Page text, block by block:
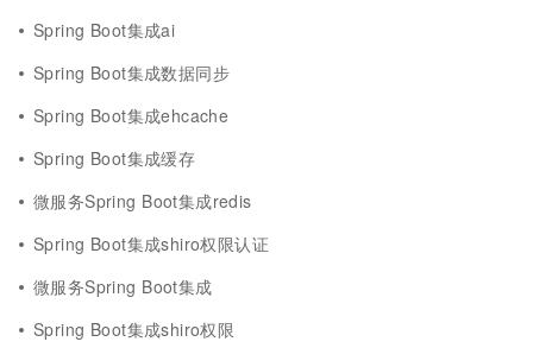
Spring Boot集成ai
Spring Boot集成数据同步
Spring Boot集成ehcache
Spring Boot集成缓存
微服务Spring Boot集成redis
Spring Boot集成shiro权限认证
微服务Spring Boot集成
Spring Boot集成shiro权限